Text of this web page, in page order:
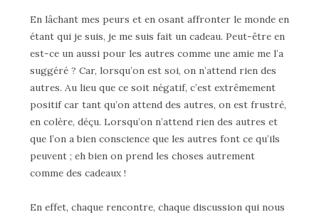
En lâchant mes peurs et en osant affronter le monde en
étant qui je suis, je me suis fait un cadeau. Peut-être en
est-ce un aussi pour les autres comme une amie me l’a
suggéré ? Car, lorsqu’on est soi, on n’attend rien des
autres. Au lieu que ce soit négatif, c’est extrêmement
positif car tant qu’on attend des autres, on est frustré,
en colère, déçu. Lorsqu’on n’attend rien des autres et
que l’on a bien conscience que les autres font ce qu’ils
peuvent ; eh bien on prend les choses autrement
comme des cadeaux !
En effet, chaque rencontre, chaque discussion qui nous